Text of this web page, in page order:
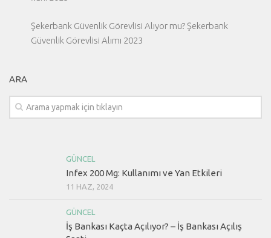
Şekerbank Güvenlik Görevlisi Alıyor mu? Şekerbank
Güvenlik Görevlisi Alımı 2023
ARA
GÜNCEL
Infex 200 Mg: Kullanımı ve Yan Etkileri
11 HAZ, 2024
GÜNCEL
İş Bankası Kaçta Açılıyor? – İş Bankası Açılış